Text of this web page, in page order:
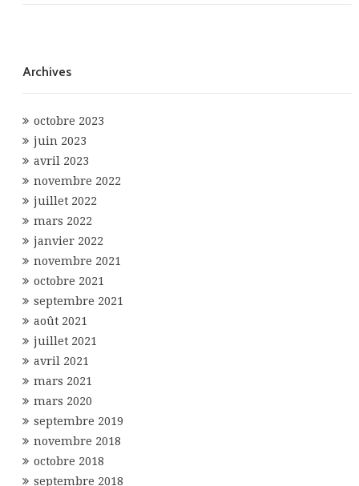
Archives
octobre 2023
juin 2023
avril 2023
novembre 2022
juillet 2022
mars 2022
janvier 2022
novembre 2021
octobre 2021
septembre 2021
août 2021
juillet 2021
avril 2021
mars 2021
mars 2020
septembre 2019
novembre 2018
octobre 2018
septembre 2018